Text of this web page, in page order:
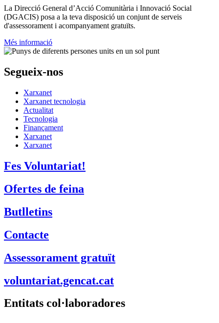
La Direcció General d’Acció Comunitària i Innovació Social
(DGACIS) posa a la teva disposició un conjunt de serveis
d'assessorament i acompanyament gratuïts.
Més informació
Segueix-nos
Xarxanet
Xarxanet tecnologia
Actualitat
Tecnologia
Finançament
Xarxanet
Xarxanet
Fes Voluntariat!
Ofertes de feina
Butlletins
Contacte
Assessorament gratuït
voluntariat.gencat.cat
Entitats col·laboradores